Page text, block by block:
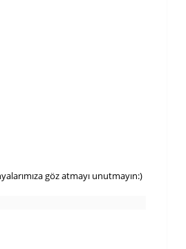
göz atmayı unutmayın:)